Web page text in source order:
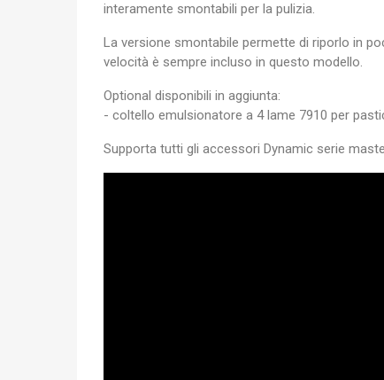
interamente smontabili per la pulizia.
La versione smontabile permette di riporlo in
velocità è sempre incluso in questo modello.
Optional disponibili in aggiunta:
- coltello emulsionatore a 4 lame 7910 per
Supporta tutti gli accessori Dynamic serie